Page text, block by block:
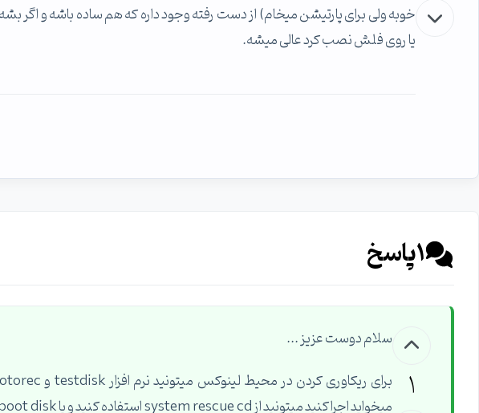
خوبه ولی برای پارتیشن میخام) از دست رفته وجود داره که هم ساده باشه و اگر
یا روی فلش نصب کرد عالی میشه.
1پاسخ
1
سلام دوست عزیز ...
میخواید اجرا کنید میتونید از system rescue cd استفاده کنید و یا active boot disk هم ابزاری داره برای ریکاوری ...